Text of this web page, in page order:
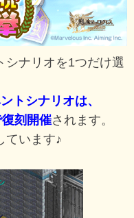
シナリオを1つだけ選
トシナリオは、
刻開催されます。
ています♪